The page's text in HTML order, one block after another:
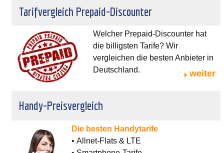
Tarifvergleich Prepaid-Discounter
Welcher Prepaid-Discounter hat
die billigsten Tarife? Wir
vergleichen die besten Anbieter in
Deutschland.
weiter
Handy-Preisvergleich
Die besten Handytarife
• Allnet-Flats & LTE